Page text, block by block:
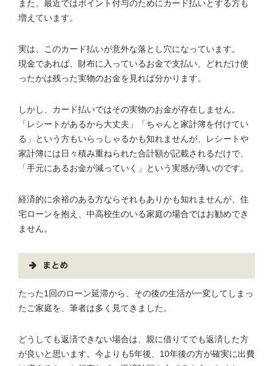
また、最近ではポイント付与のためにカード払いとする方も
増えています。
実は、このカード払いが意外な落とし穴になっています。
現金であれば、財布に入っているお金で支払い、どれだけ使
ったかは残った実物のお金を見れば分かります。
しかし、カード払いではその実物のお金が存在しません。
「レシートがあるから大丈夫」「ちゃんと家計簿を付けてい
る」という方もいらっしゃるかも知れませんが、レシートや
家計簿には日々積み重ねられた合計額が記載されるだけで、
「手元にあるお金が減っていく」という実感が薄いのです。
経済的に余裕のある方ならそれもありかも知れませんが、住
宅ローンを抱え、中高校生のいる家庭の場合ではお勧めでき
ません。
まとめ
たった1回のローン延滞から、その後の生活が一変してしまっ
たご家庭を、筆者は多く見てきました。
どうしても返済できない場合は、親に借りてでも返済した方
が良いと思います。今よりも5年後、10年後の方が確実に出費